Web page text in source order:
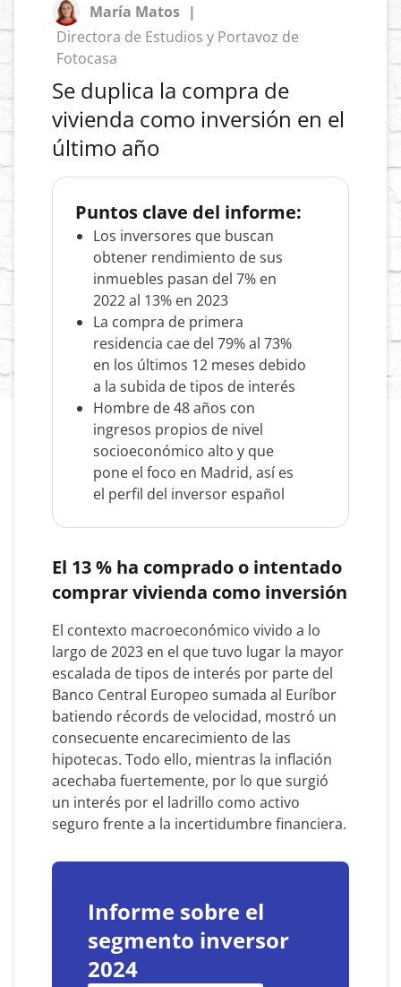
María Matos |
Directora de Estudios y Portavoz de
Fotocasa
Se duplica la compra de
vivienda como inversión en el
último año
Puntos clave del informe:
Los inversores que buscan
obtener rendimiento de sus
inmuebles pasan del 7% en
2022 al 13% en 2023
La compra de primera
residencia cae del 79% al 73%
en los últimos 12 meses debido
a la subida de tipos de interés
Hombre de 48 años con
ingresos propios de nivel
socioeconómico alto y que
pone el foco en Madrid, así es
el perfil del inversor español
El 13 % ha comprado o intentado
comprar vivienda como inversión
El contexto macroeconómico vivido a lo
largo de 2023 en el que tuvo lugar la mayor
escalada de tipos de interés por parte del
Banco Central Europeo sumada al Euríbor
batiendo récords de velocidad, mostró un
consecuente encarecimiento de las
hipotecas. Todo ello, mientras la inflación
acechaba fuertemente, por lo que surgió
un interés por el ladrillo como activo
seguro frente a la incertidumbre financiera.
Informe sobre el
segmento inversor
2024